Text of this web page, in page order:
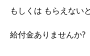
もしくは もらえない
給付金ありませんか?